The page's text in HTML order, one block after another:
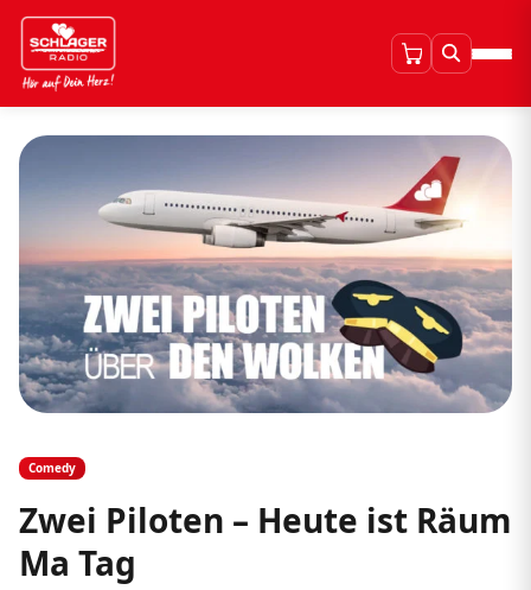
Comedy
Zwei Piloten – Heute ist Räum
Ma Tag